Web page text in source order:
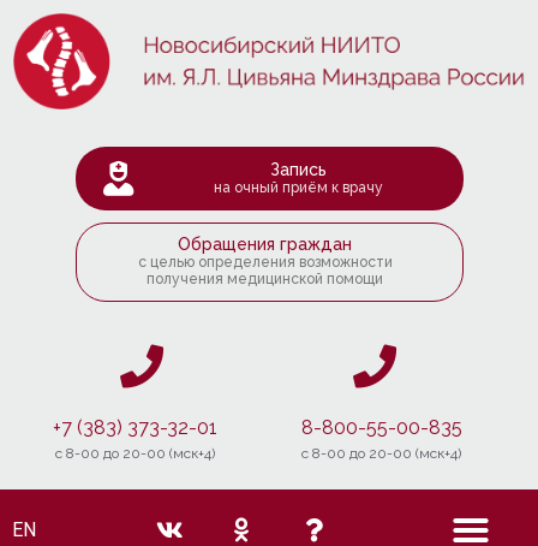
Запись
на очный приём к врачу
Обращения граждан
с целью определения возможности
получения медицинской помощи
+7 (383) 373-32-01
c 8-00 до 20-00 (мск+4)
8-800-55-00-835
c 8-00 до 20-00 (мск+4)
EN